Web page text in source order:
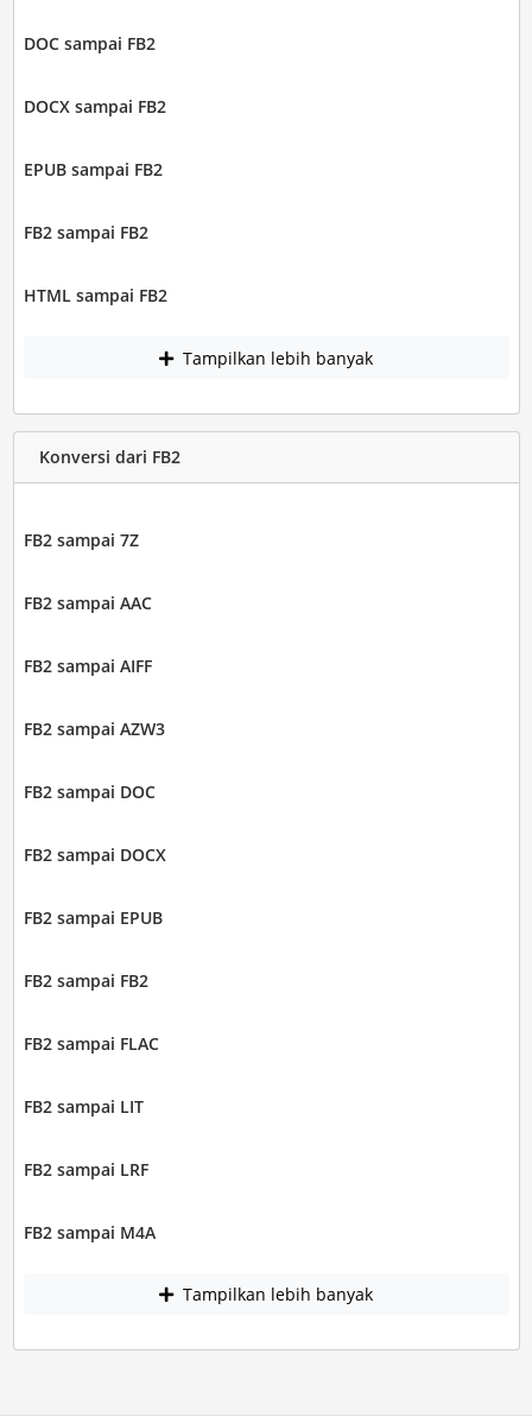
DOC sampai FB2
DOCX sampai FB2
EPUB sampai FB2
FB2 sampai FB2
HTML sampai FB2
Tampilkan lebih banyak
Konversi dari FB2
FB2 sampai 7Z
FB2 sampai AAC
FB2 sampai AIFF
FB2 sampai AZW3
FB2 sampai DOC
FB2 sampai DOCX
FB2 sampai EPUB
FB2 sampai FB2
FB2 sampai FLAC
FB2 sampai LIT
FB2 sampai LRF
FB2 sampai M4A
Tampilkan lebih banyak